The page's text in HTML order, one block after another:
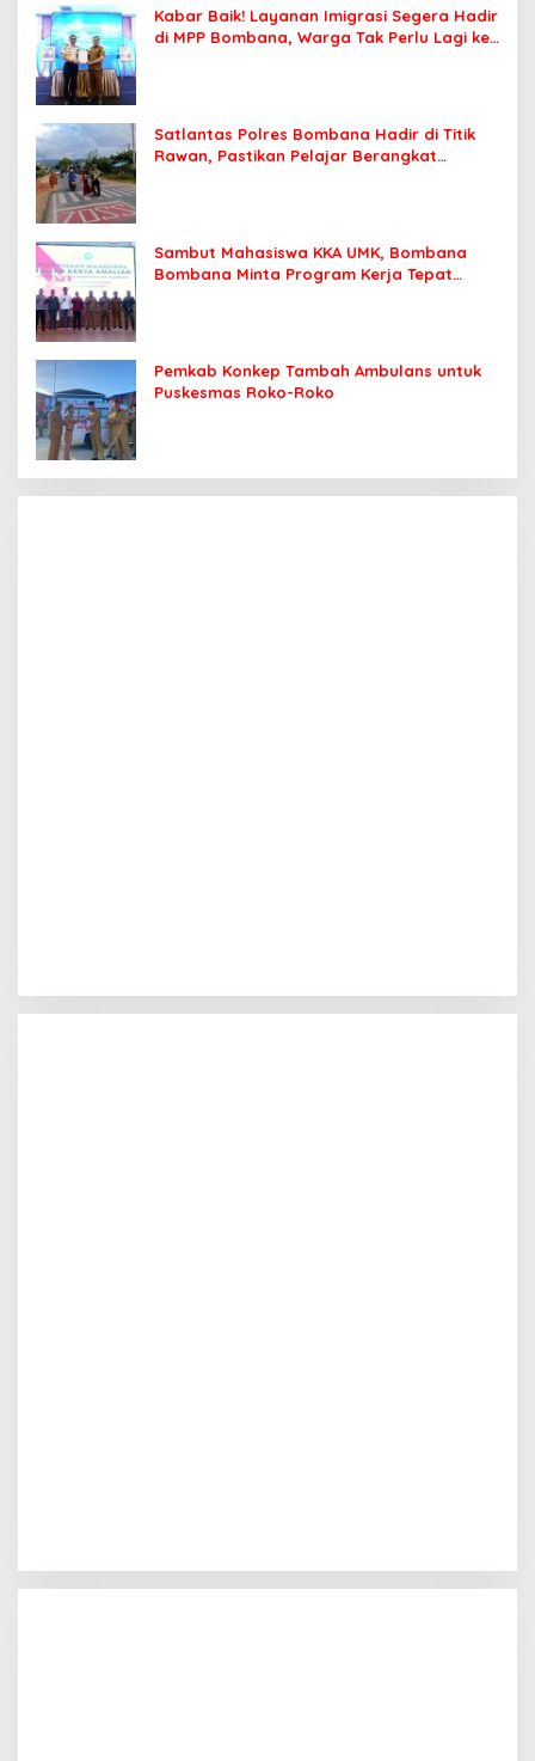
Kabar Baik! Layanan Imigrasi Segera Hadir
di MPP Bombana, Warga Tak Perlu Lagi ke
Satlantas Polres Bombana Hadir di Titik
Rawan, Pastikan Pelajar Berangkat
Sambut Mahasiswa KKA UMK, Bombana
Bombana Minta Program Kerja Tepat
Pemkab Konkep Tambah Ambulans untuk
Puskesmas Roko-Roko